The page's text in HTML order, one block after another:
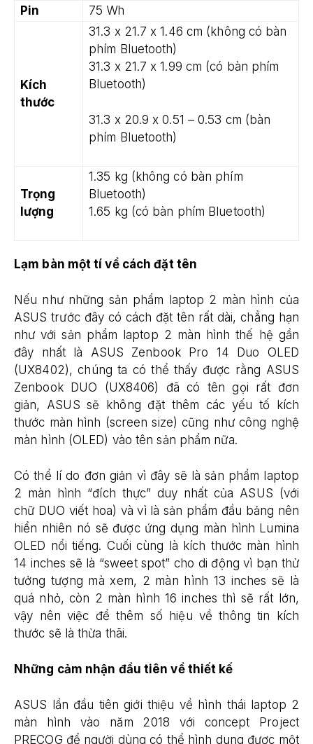
Pin 75 Wh
Kích
thước
31.3 x 21.7 x 1.46 cm (không có bàn
phím Bluetooth)
31.3 x 21.7 x 1.99 cm (có bàn phím
Bluetooth)
31.3 x 20.9 x 0.51 – 0.53 cm (bàn
phím Bluetooth)
Trọng
lượng
1.35 kg (không có bàn phím
Bluetooth)
1.65 kg (có bàn phím Bluetooth)
Lạm bàn một tí về cách đặt tên
Nếu như những sản phẩm laptop 2 màn hình của
ASUS trước đây có cách đặt tên rất dài, chẳng hạn
như với sản phẩm laptop 2 màn hình thế hệ gần
đây nhất là ASUS Zenbook Pro 14 Duo OLED
(UX8402), chúng ta có thể thấy được rằng ASUS
Zenbook DUO (UX8406) đã có tên gọi rất đơn
giản, ASUS sẽ không đặt thêm các yếu tố kích
thước màn hình (screen size) cũng như công nghệ
màn hình (OLED) vào tên sản phẩm nữa.
Có thể lí do đơn giản vì đây sẽ là sản phẩm laptop
2 màn hình “đích thực” duy nhất của ASUS (với
chữ DUO viết hoa) và vì là sản phẩm đầu bảng nên
hiển nhiên nó sẽ được ứng dụng màn hình Lumina
OLED nổi tiếng. Cuối cùng là kích thước màn hình
14 inches sẽ là “sweet spot” cho di động vì bạn thử
tưởng tượng mà xem, 2 màn hình 13 inches sẽ là
quá nhỏ, còn 2 màn hình 16 inches thì sẽ rất lớn,
vậy nên việc để thêm số hiệu về thông tin kích
thước sẽ là thừa thãi.
Những cảm nhận đầu tiên về thiết kế
ASUS lần đầu tiên giới thiệu về hình thái laptop 2
màn hình vào năm 2018 với concept Project
PRECOG để người dùng có thể hình dung được một